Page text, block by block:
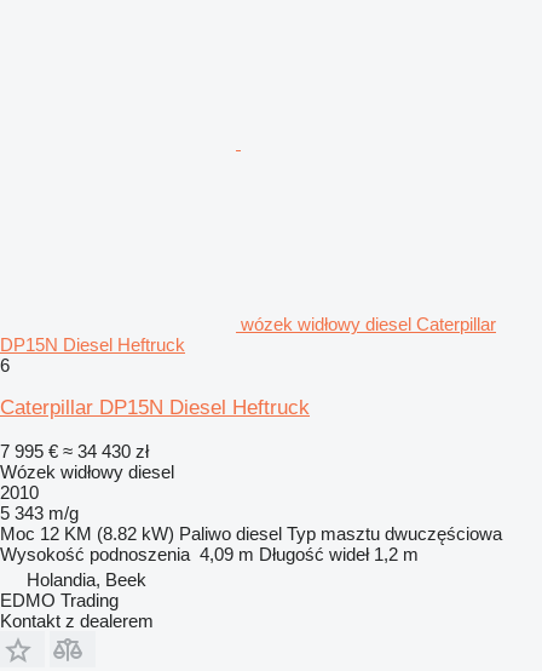
wózek widłowy diesel Caterpillar
DP15N Diesel Heftruck
6
Caterpillar DP15N Diesel Heftruck
7 995 € ≈ 34 430 zł
Wózek widłowy diesel
2010
5 343 m/g
Moc 12 KM (8.82 kW) Paliwo diesel Typ masztu dwuczęściowa
Wysokość podnoszenia 4,09 m Długość wideł 1,2 m
Holandia, Beek
EDMO Trading
Kontakt z dealerem